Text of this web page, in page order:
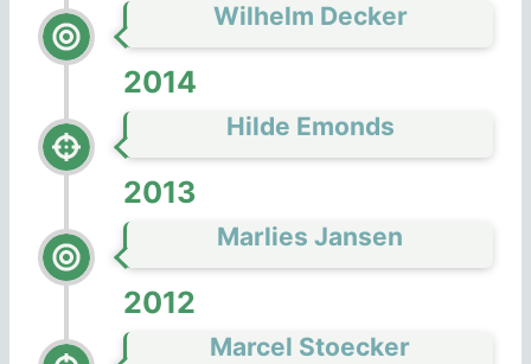
Wilhelm Decker
2014
Hilde Emonds
2013
Marlies Jansen
2012
Marcel Stoecker